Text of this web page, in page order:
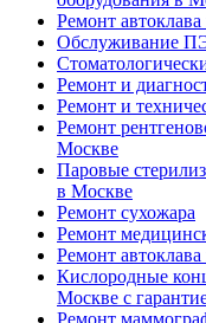
Ремонт
Обслуживание
Ремонт и
Ремонт и
Ремонт
Москве
Паровые
в Москве
Ремонт сухожара
Ремонт
Ремонт
Кислородные
Москве с